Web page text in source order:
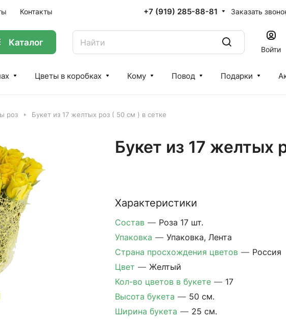
Контакты +7 (919) 285-88-81 Заказать
Каталог
Войти
Цветы в коробках Кому Повод Подарки
роз Букет из 17 желтых роз ( 50 см ) в сетке
Букет из 17 желтых
Характеристики
Состав — Роза 17 шт.
Упаковка — Упаковка, Лента
Страна просхождения цветов — Россия
Цвет — Желтый
Кол-во цветов в букете — 17
Высота букета — 50 см.
Ширина букета — 25 см.